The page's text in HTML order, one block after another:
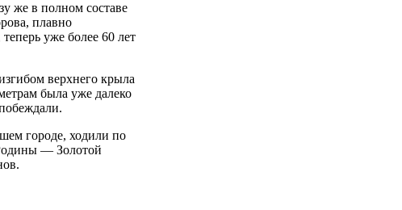
же в полном составе
плавно
уже более 60 лет
верхнего крыла
была уже далеко
городе, ходили по
— Золотой